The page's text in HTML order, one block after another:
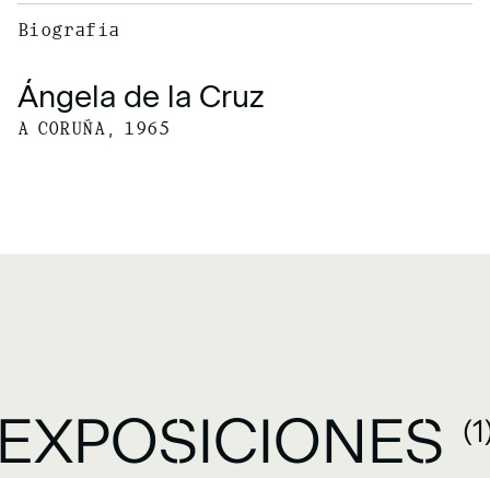
Biografía
Ángela de la Cruz
A CORUÑA, 1965